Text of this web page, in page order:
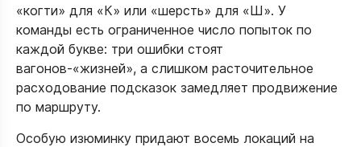
«когти» для «К» или «шерсть» для «Ш». У
команды есть ограниченное число попыток по
каждой букве: три ошибки стоят
вагонов‑«жизней», а слишком расточительное
расходование подсказок замедляет продвижение
по маршруту.​​
Особую изюминку придают восемь локаций на